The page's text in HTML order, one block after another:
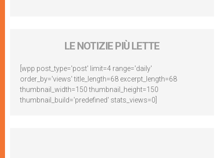
LE NOTIZIE PIÙ LETTE
[wpp post_type='post' limit=4 range='daily'
order_by='views' title_length=68 excerpt_length=68
thumbnail_width=150 thumbnail_height=150
thumbnail_build='predefined' stats_views=0]